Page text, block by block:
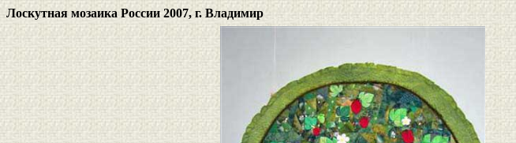
Лоскутная мозаика России 2007, г. Владимир